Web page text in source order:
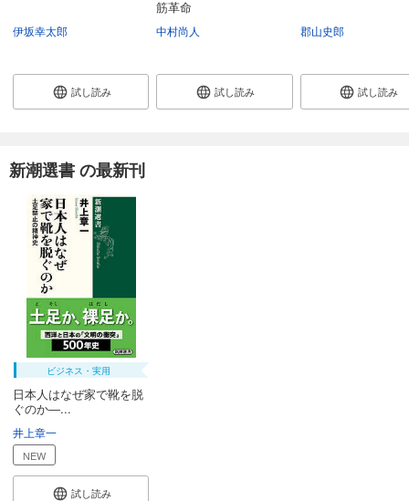
伊坂幸太郎
試し読み
筋革命
中村尚人
試し読み
郡山史郎
試し読み
新潮選書 の最新刊
ビジネス・実用
日本人はなぜ家で靴を脱
ぐのか―...
井上章一
NEW
試し読み